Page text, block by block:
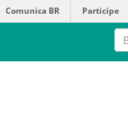
Comunica BR Participe